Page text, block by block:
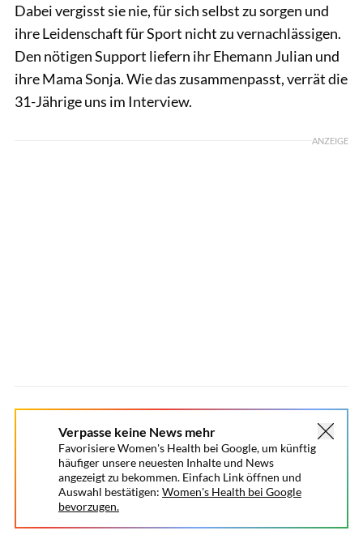
Dabei vergisst sie nie, für sich selbst zu sorgen und
ihre Leidenschaft für Sport nicht zu vernachlässigen.
Den nötigen Support liefern ihr Ehemann Julian und
ihre Mama Sonja. Wie das zusammenpasst, verrät die
31-Jährige uns im Interview.
ANZEIGE
Verpasse keine News mehr
Favorisiere Women's Health bei Google, um künftig
häufiger unsere neuesten Inhalte und News
angezeigt zu bekommen. Einfach Link öffnen und
Auswahl bestätigen: Women's Health bei Google
bevorzugen.